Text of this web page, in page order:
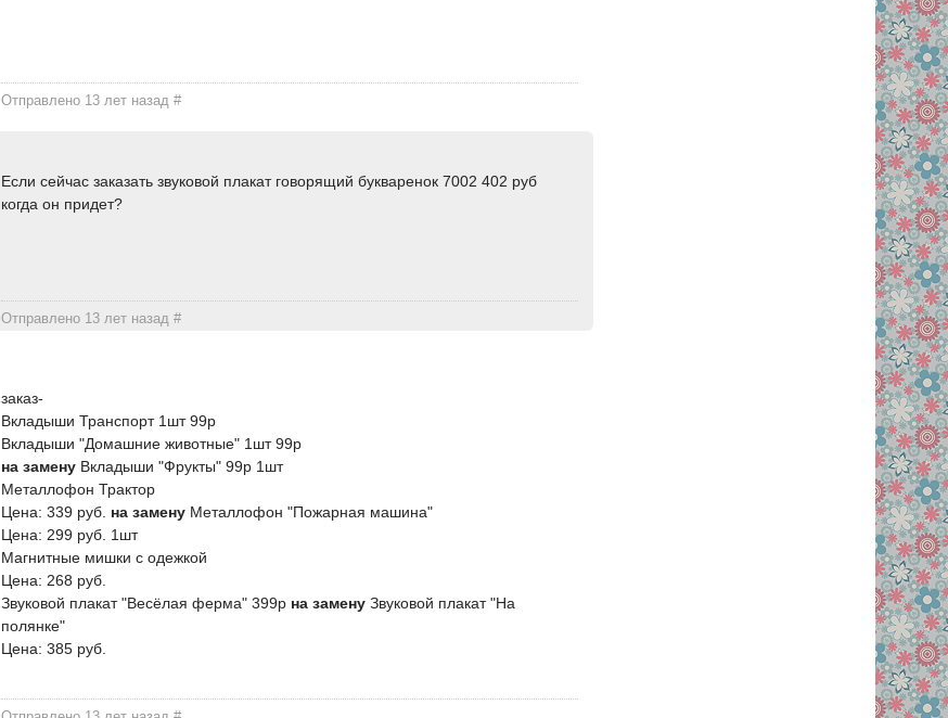
Отправлено 13 лет назад#
Если сейчас заказать звуковой плакат говорящий букваренок 7002 402 руб
когда он придет?
Отправлено 13 лет назад#
заказ-
Вкладыши Транспорт 1шт 99р
Вкладыши "Домашние животные" 1шт 99р
на замену Вкладыши "Фрукты" 99р 1шт
Металлофон Трактор
Цена: 339 руб. на замену Металлофон "Пожарная машина"
Цена: 299 руб. 1шт
Магнитные мишки с одежкой
Цена: 268 руб.
Звуковой плакат "Весёлая ферма" 399р на замену Звуковой плакат "На
полянке"
Цена: 385 руб.